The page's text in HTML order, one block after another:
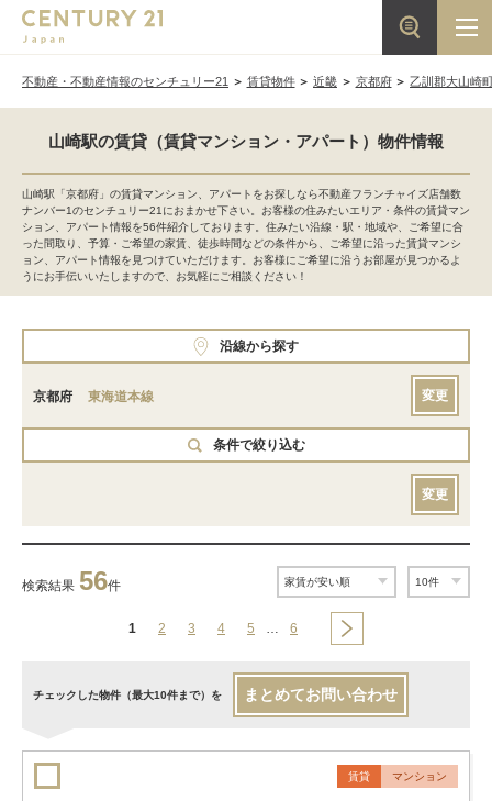
不動産・不動産情報のセンチュリー21 賃貸物件 近畿 京都府 乙訓郡大山崎
山崎駅の賃貸（賃貸マンション・アパート）物件情報
山崎駅「京都府」の賃貸マンション、アパートをお探しなら不動産フランチャイズ店舗数
ナンバー1のセンチュリー21におまかせ下さい。お客様の住みたいエリア・条件の賃貸マン
ション、アパート情報を56件紹介しております。住みたい沿線・駅・地域や、ご希望に合
った間取り、予算・ご希望の家賃、徒歩時間などの条件から、ご希望に沿った賃貸マンシ
ョン、アパート情報を見つけていただけます。お客様にご希望に沿うお部屋が見つかるよ
うにお手伝いいたしますので、お気軽にご相談ください！
沿線から探す
京都府 東海道本線 変更
条件で絞り込む
変更
検索結果 56件
1 2 3 4 5 … 6
チェックした物件（最大10件まで）を まとめてお問い合わせ
賃貸 マンション